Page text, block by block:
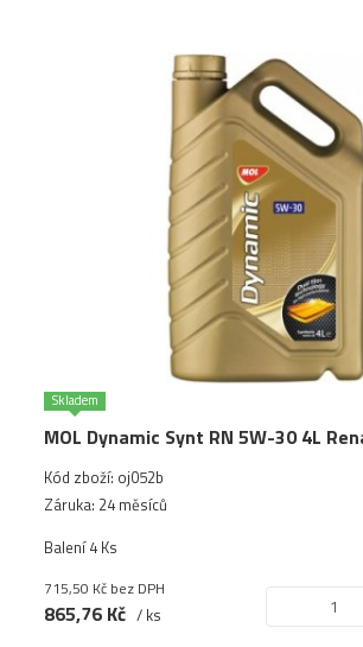
Skladem
MOL Dynamic Synt RN 5W-30 4L
Kód zboží: oj052b
Záruka: 24 měsíců
Balení 4 Ks
715,50 Kč bez DPH
865,76 Kč / ks